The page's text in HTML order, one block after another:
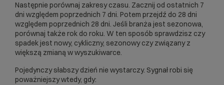
Następnie porównaj zakresy czasu. Zacznij od ostatnich 7
dni względem poprzednich 7 dni. Potem przejdź do 28 dni
względem poprzednich 28 dni. Jeśli branża jest sezonowa,
porównaj także rok do roku. W ten sposób sprawdzisz czy
spadek jest nowy, cykliczny, sezonowy czy związany z
większą zmianą w wyszukiwarce.
Pojedynczy słabszy dzień nie wystarczy. Sygnał robi się
poważniejszy wtedy, gdy: